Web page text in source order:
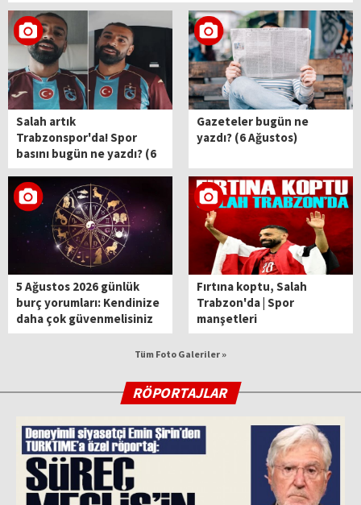
Salah artık
Trabzonspor'da! Spor
basını bugün ne yazdı? (6
Ağustos)
Gazeteler bugün ne
yazdı? (6 Ağustos)
5 Ağustos 2026 günlük
burç yorumları: Kendinize
daha çok güvenmelisiniz
Fırtına koptu, Salah
Trabzon'da | Spor
manşetleri
Tüm Foto Galeriler »
RÖPORTAJLAR